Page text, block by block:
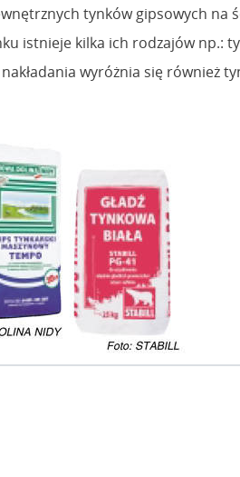
tynków gipsowych
kilka ich rodzajów np.:
wyróżnia się również